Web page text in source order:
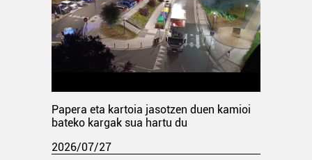
Papera eta kartoia jasotzen duen kamioi
bateko kargak sua hartu du
2026/07/27